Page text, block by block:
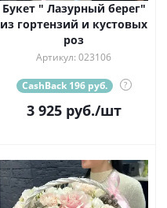
Букет " Лазурный берег"
из гортензий и кустовых
роз
Артикул: 023106
CashBack 196 руб. ?
3 925руб./шт